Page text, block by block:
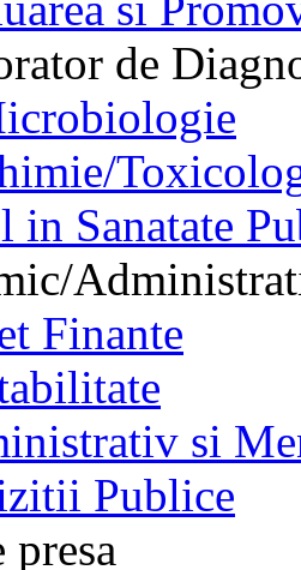
de
in Sanatate
Finante
si
Publice
presa